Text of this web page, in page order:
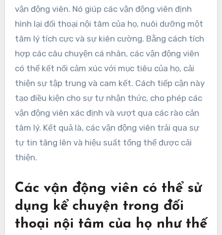
vận động viên. Nó giúp các vận động viên định
hình lại đối thoại nội tâm của họ, nuôi dưỡng một
tâm lý tích cực và sự kiên cường. Bằng cách tích
hợp các câu chuyện cá nhân, các vận động viên
có thể kết nối cảm xúc với mục tiêu của họ, cải
thiện sự tập trung và cam kết. Cách tiếp cận này
tạo điều kiện cho sự tự nhận thức, cho phép các
vận động viên xác định và vượt qua các rào cản
tâm lý. Kết quả là, các vận động viên trải qua sự
tự tin tăng lên và hiệu suất tổng thể được cải
thiện.
Các vận động viên có thể sử
dụng kể chuyện trong đối
thoại nội tâm của họ như thế